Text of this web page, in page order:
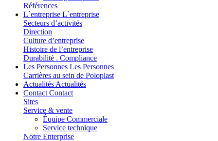
Références
L`entreprise L`entreprise
Secteurs d’activités
Direction
Culture d’entreprise
Histoire de l’entreprise
Durabilité . Compliance
Les Personnes Les Personnes
Carrières au sein de Poloplast
Actualités Actualités
Contact Contact
Sites
Service & vente
Équipe Commerciale
Service technique
Notre Enterprise